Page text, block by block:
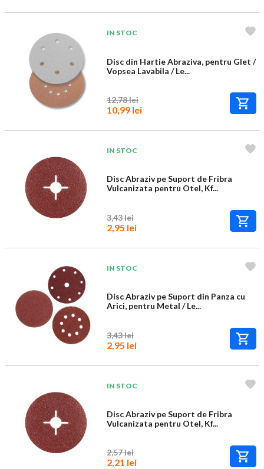
IN STOC
Disc din Hartie Abraziva, pentru Glet /
Vopsea Lavabila / Le...
12,78 lei
10,99 lei
IN STOC
Disc Abraziv pe Suport de Fribra
Vulcanizata pentru Otel, Kf...
3,43 lei
2,95 lei
IN STOC
Disc Abraziv pe Suport din Panza cu
Arici, pentru Metal / Le...
3,43 lei
2,95 lei
IN STOC
Disc Abraziv pe Suport de Fribra
Vulcanizata pentru Otel, Kf...
2,57 lei
2,21 lei